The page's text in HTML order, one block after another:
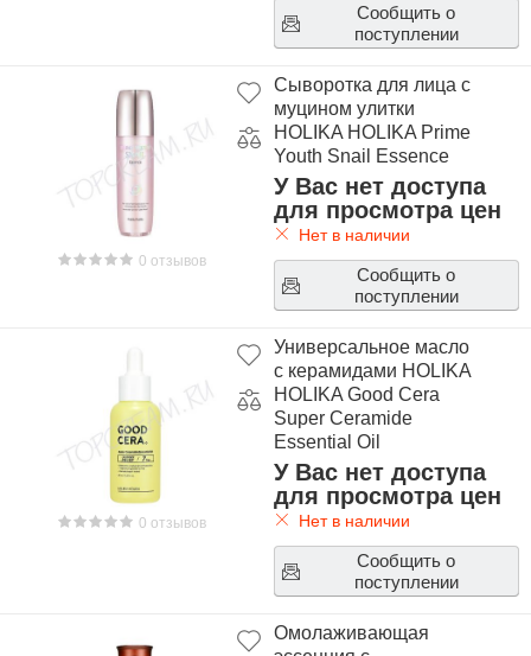
Сообщить о
поступлении
0 отзывов
Сыворотка для лица с
муцином улитки
HOLIKA HOLIKA Prime
Youth Snail Essence
У Вас нет доступа
для просмотра цен
Нет в наличии
Сообщить о
поступлении
0 отзывов
Универсальное масло
с керамидами HOLIKA
HOLIKA Good Cera
Super Ceramide
Essential Oil
У Вас нет доступа
для просмотра цен
Нет в наличии
Сообщить о
поступлении
Омолаживающая